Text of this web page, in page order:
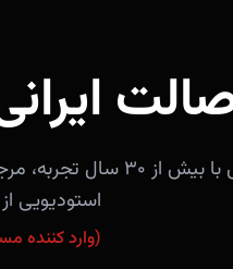
فروشگاه آندلس با
استودیویی
(وارد کننده